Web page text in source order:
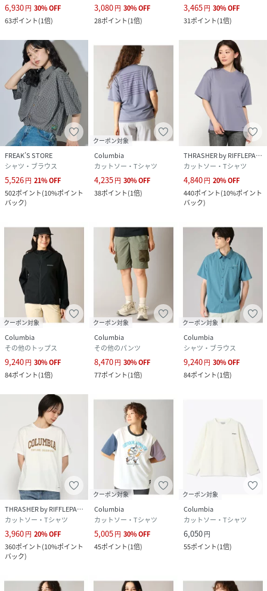
6,930円 30%OFF
63ポイント(1倍)
3,080円 30%OFF
28ポイント(1倍)
3,465円 30%OFF
31ポイント(1倍)
FREAK’S STORE
シャツ・ブラウス
5,526円 21%OFF
502ポイント(10%ポイント
バック)
クーポン対象
Columbia
カットソー・Tシャツ
4,235円 30%OFF
38ポイント(1倍)
THRASHER by RIFFLEPAGE
カットソー・Tシャツ
4,840円 20%OFF
440ポイント(10%ポイント
バック)
クーポン対象
Columbia
その他のトップス
9,240円 30%OFF
84ポイント(1倍)
クーポン対象
Columbia
その他のパンツ
8,470円 30%OFF
77ポイント(1倍)
クーポン対象
Columbia
シャツ・ブラウス
9,240円 30%OFF
84ポイント(1倍)
THRASHER by RIFFLEPAGE
カットソー・Tシャツ
3,960円 20%OFF
360ポイント(10%ポイント
バック)
クーポン対象
Columbia
カットソー・Tシャツ
5,005円 30%OFF
45ポイント(1倍)
クーポン対象
Columbia
カットソー・Tシャツ
6,050円
55ポイント(1倍)